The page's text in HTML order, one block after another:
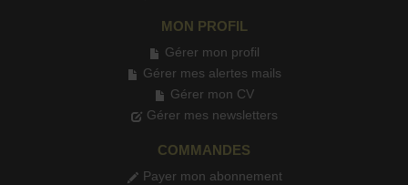
MON PROFIL
Gérer mon profil
Gérer mes alertes mails
Gérer mon CV
Gérer mes newsletters
COMMANDES
Payer mon abonnement